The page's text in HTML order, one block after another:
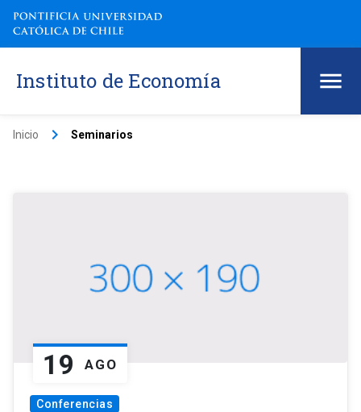
Instituto de Economía
Inicio keyboard_arrow_right Seminarios
19 AGO
Conferencias